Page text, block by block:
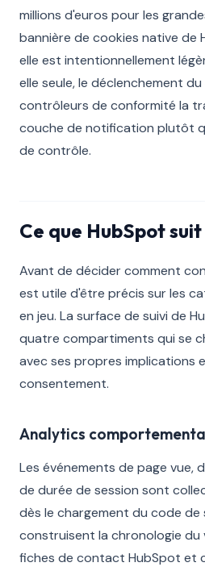
millions d'euros pour les
bannière de cookies native de
elle est intentionnellement
elle seule, le déclenchement
contrôleurs de conformité la
couche de notification plutôt
de contrôle.
Ce que HubSpot
Avant de décider comment
est utile d'être précis sur les
en jeu. La surface de suivi de
quatre compartiments qui se
avec ses propres implications
consentement.
Analytics
Les événements de page vue,
de durée de session sont
dès le chargement du code de
construisent la chronologie du
fiches de contact HubSpot et